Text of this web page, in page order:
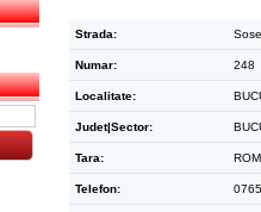
Strada:
Numar: 248
Localitate:
Judet|Sector:
Tara:
Telefon: